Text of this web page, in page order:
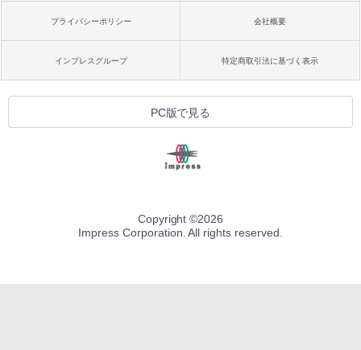
プライバシーポリシー 会社概要
インプレスグループ 特定商取引法に基づく表示
PC版で見る
Copyright ©2026
Impress Corporation. All rights reserved.